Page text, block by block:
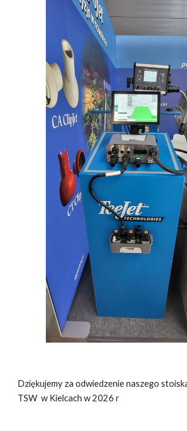
Dziękujemy za odwiedzenie naszego
TSW w Kielcach w 2026 r